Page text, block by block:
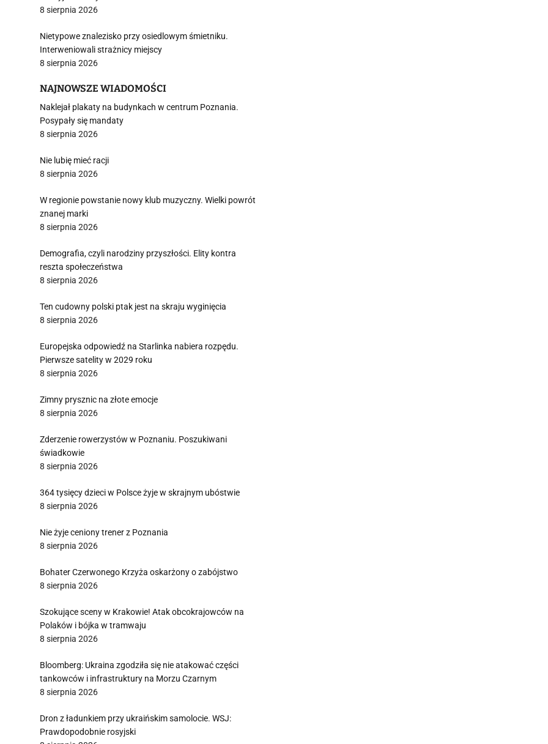
8 sierpnia 2026
Nietypowe znalezisko przy osiedlowym śmietniku.
Interweniowali strażnicy miejscy
8 sierpnia 2026
NAJNOWSZE WIADOMOŚCI
Naklejał plakaty na budynkach w centrum Poznania.
Posypały się mandaty
8 sierpnia 2026
Nie lubię mieć racji
8 sierpnia 2026
W regionie powstanie nowy klub muzyczny. Wielki powrót
znanej marki
8 sierpnia 2026
Demografia, czyli narodziny przyszłości. Elity kontra
reszta społeczeństwa
8 sierpnia 2026
Ten cudowny polski ptak jest na skraju wyginięcia
8 sierpnia 2026
Europejska odpowiedź na Starlinka nabiera rozpędu.
Pierwsze satelity w 2029 roku
8 sierpnia 2026
Zimny prysznic na złote emocje
8 sierpnia 2026
Zderzenie rowerzystów w Poznaniu. Poszukiwani
świadkowie
8 sierpnia 2026
364 tysięcy dzieci w Polsce żyje w skrajnym ubóstwie
8 sierpnia 2026
Nie żyje ceniony trener z Poznania
8 sierpnia 2026
Bohater Czerwonego Krzyża oskarżony o zabójstwo
8 sierpnia 2026
Szokujące sceny w Krakowie! Atak obcokrajowców na
Polaków i bójka w tramwaju
8 sierpnia 2026
Bloomberg: Ukraina zgodziła się nie atakować części
tankowców i infrastruktury na Morzu Czarnym
8 sierpnia 2026
Dron z ładunkiem przy ukraińskim samolocie. WSJ:
Prawdopodobnie rosyjski